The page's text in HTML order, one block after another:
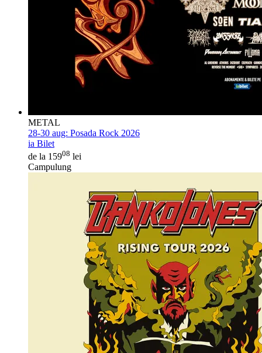
METAL
28-30 aug: Posada Rock 2026
ia Bilet
de la 15908 lei
Campulung